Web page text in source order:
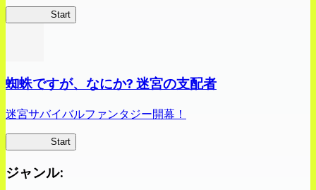
Start
蜘蛛ですが、なにか? 迷宮の支配者
迷宮サバイバルファンタジー開幕！
Start
ジャンル: